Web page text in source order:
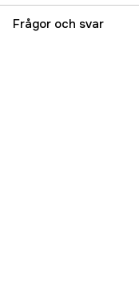
Fiskart
Frågor och svar